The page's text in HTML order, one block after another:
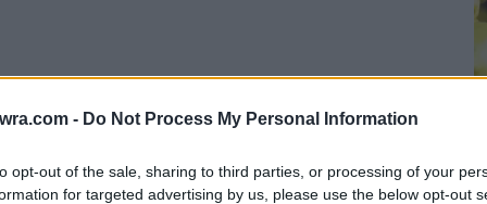
- Do Not Process My Personal Information
opt-out of the sale, sharing to third parties, or processing of your
for targeted advertising by us, please use the below opt-out